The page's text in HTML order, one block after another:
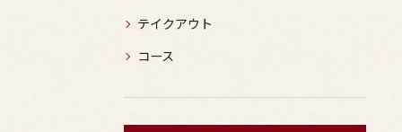
テイクアウト
コース